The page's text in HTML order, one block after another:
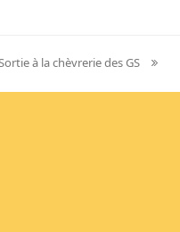
à la chèvrerie des GS